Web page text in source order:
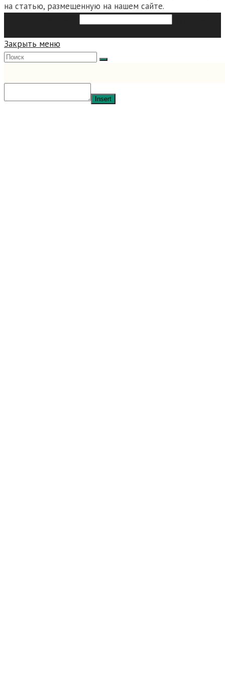
на статью, размещенную на нашем сайте.
Закрыть меню
Insert